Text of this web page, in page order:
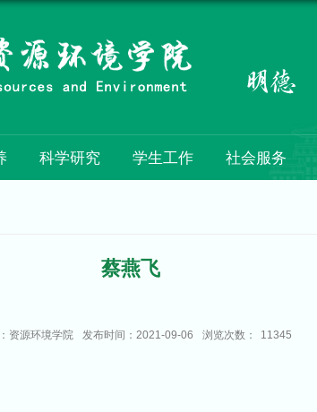
科学研究 学生工作 社会服务
蔡燕飞
资源环境学院 发布时间：2021-09-06 浏览次数： 11345